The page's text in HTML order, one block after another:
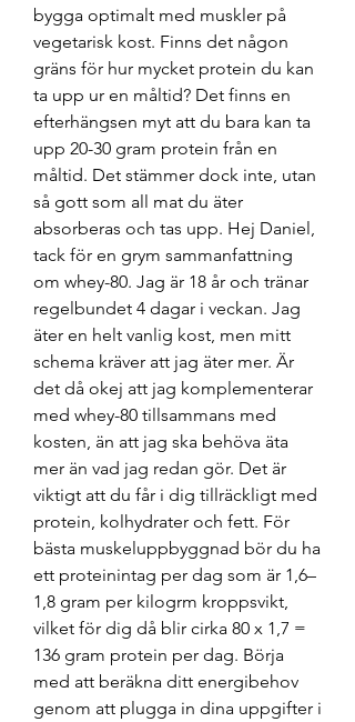
bygga optimalt med muskler på
vegetarisk kost. Finns det någon
gräns för hur mycket protein du kan
ta upp ur en måltid? Det finns en
efterhängsen myt att du bara kan ta
upp 20-30 gram protein från en
måltid. Det stämmer dock inte, utan
så gott som all mat du äter
absorberas och tas upp. Hej Daniel,
tack för en grym sammanfattning
om whey-80. Jag är 18 år och tränar
regelbundet 4 dagar i veckan. Jag
äter en helt vanlig kost, men mitt
schema kräver att jag äter mer. Är
det då okej att jag komplementerar
med whey-80 tillsammans med
kosten, än att jag ska behöva äta
mer än vad jag redan gör. Det är
viktigt att du får i dig tillräckligt med
protein, kolhydrater och fett. För
bästa muskeluppbyggnad bör du ha
ett proteinintag per dag som är 1,6–
1,8 gram per kilogrm kroppsvikt,
vilket för dig då blir cirka 80 x 1,7 =
136 gram protein per dag. Börja
med att beräkna ditt energibehov
genom att plugga in dina uppgifter i